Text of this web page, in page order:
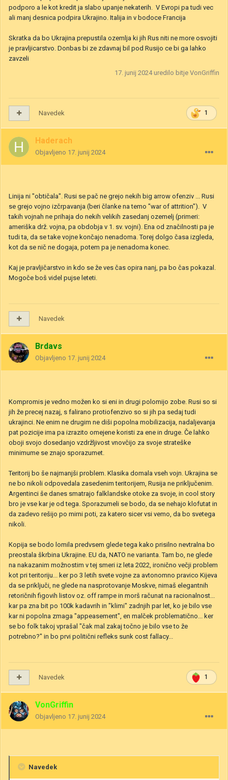
podporo a le kot kredit ja slabo upanje nekaterih. V Evropi pa tudi vec
ali manj desnica podpira Ukrajino. Italija in v bodoce Francija
Skratka da bo Ukrajina prepustila ozemlja ki jih Rus niti ne more osvojiti
je pravljicarstvo. Donbas bi ze zdavnaj bil pod Rusijo ce bi ga lahko
zavzeli
17. junij 2024uredilo bitje VonGriffin
1
Navedek
Haderach
Objavljeno 17. junij 2024
Linija ni "obtičala". Rusi se pač ne grejo nekih big arrow ofenziv ... Rusi
se grejo vojno izčrpavanja (beri članke na temo "war of attrition"). V
takih vojnah ne prihaja do nekih velikih zasedanj ozemelj (primeri:
ameriška drž. vojna, pa obdobja v 1. sv. vojni). Ena od značilnosti pa je
tudi ta, da se take vojne končajo nenadoma. Torej dolgo časa izgleda,
kot da se nič ne dogaja, potem pa je nenadoma konec.
Kaj je pravljičarstvo in kdo se že ves čas opira nanj, pa bo čas pokazal.
Mogoče boš videl pujse leteti.
Navedek
Brdavs
Objavljeno 17. junij 2024
Kompromis je vedno možen ko si eni in drugi polomijo zobe. Rusi so si
jih že precej nazaj, s falirano protiofenzivo so si jih pa sedaj tudi
ukrajinci. Ne enim ne drugim ne diši popolna mobilizacija, nadaljevanja
pat pozicije ima pa izrazito omejene koristi za ene in druge. Če lahko
oboji svojo dosedanjo vzdržljivost vnovčijo za svoje strateške
minimume se znajo sporazumet.
Teritorij bo še najmanjši problem. Klasika domala vseh vojn. Ukrajina se
ne bo nikoli odpovedala zasedenim teritorijem, Rusija ne priključenim.
Argentinci še danes smatrajo falklandske otoke za svoje, in cool story
bro je vse kar je od tega. Sporazumeli se bodo, da se nehajo klofutat in
da zadevo rešijo po mirni poti, za katero sicer vsi vemo, da bo svetega
nikoli.
Kopija se bodo lomila predvsem glede tega kako prisilno nevtralna bo
preostala škrbina Ukrajine. EU da, NATO ne varianta. Tam bo, ne glede
na nakazanim možnostim v tej smeri iz leta 2022, ironično večji problem
kot pri teritoriju... ker po 3 letih svete vojne za avtonomno pravico Kijeva
da se priključi, ne glede na nasprotovanje Moskve, nimaš elegantnih
retoričnih figovih listov oz. off rampe in morš računat na racionalnost...
kar pa zna bit po 100k kadavrih in "klimi" zadnjih par let, ko je bilo vse
kar ni popolna zmaga "appeasement", en malček problematično... ker
se bo folk takoj vprašal "čak mal zakaj točno je bilo vse to že
potrebno?" in bo prvi politični refleks sunk cost fallacy...
1
Navedek
VonGriffin
Objavljeno 17. junij 2024
Navedek